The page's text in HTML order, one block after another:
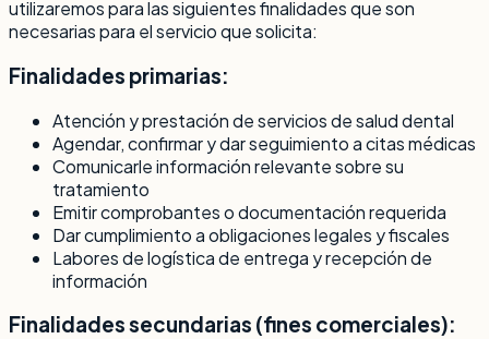
utilizaremos para las siguientes finalidades que son
necesarias para el servicio que solicita:
Finalidades primarias:
Atención y prestación de servicios de salud dental
Agendar, confirmar y dar seguimiento a citas médicas
Comunicarle información relevante sobre su
tratamiento
Emitir comprobantes o documentación requerida
Dar cumplimiento a obligaciones legales y fiscales
Labores de logística de entrega y recepción de
información
Finalidades secundarias (fines comerciales):